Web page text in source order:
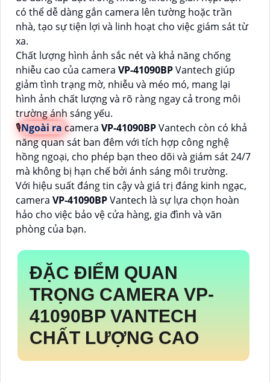
có thể dễ dàng gắn camera lên tường hoặc trần
nhà, tạo sự tiện lợi và linh hoạt cho việc giám sát từ
xa.
Chất lượng hình ảnh sắc nét và khả năng chống
nhiễu cao của camera VP-41090BPVantech giúp
giảm tình trạng mờ, nhiễu và méo mó, mang lại
hình ảnh chất lượng và rõ ràng ngay cả trong môi
trường ánh sáng yếu.
🎙Ngoài ra camera VP-41090BPVantech còn có khả
năng quan sát ban đêm với tích hợp công nghệ
hồng ngoại, cho phép bạn theo dõi và giám sát 24/7
mà không bị hạn chế bởi ánh sáng môi trường.
Với hiệu suất đáng tin cậy và giá trị đáng kinh ngạc,
camera VP-41090BPVantech là sự lựa chọn hoàn
hảo cho việc bảo vệ cửa hàng, gia đình và văn
phòng của bạn.
ĐẶC ĐIỂM QUAN
TRỌNG CAMERA VP-
41090BP VANTECH
CHẤT LƯỢNG CAO